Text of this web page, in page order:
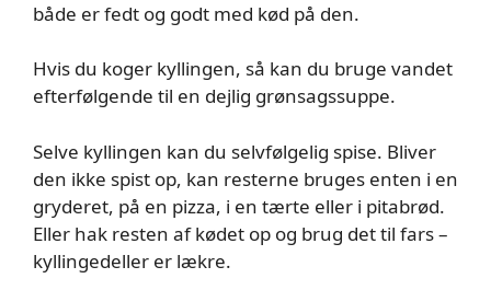
både er fedt og godt med kød på den.
Hvis du koger kyllingen, så kan du bruge vandet
efterfølgende til en dejlig grønsagssuppe.
Selve kyllingen kan du selvfølgelig spise. Bliver
den ikke spist op, kan resterne bruges enten i en
gryderet, på en pizza, i en tærte eller i pitabrød.
Eller hak resten af kødet op og brug det til fars –
kyllingedeller er lækre.